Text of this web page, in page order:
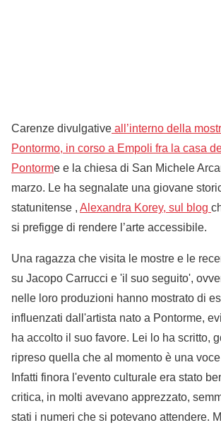
Carenze divulgative all’interno della
Pontormo, in corso a Empoli fra la casa
Pontorme e la chiesa di San Michele
marzo. Le ha segnalate una giovane
statunitense , Alexandra Korey, sul blog
si prefigge di rendere l’arte accessibile.
Una ragazza che visita le mostre e le
su Jacopo Carrucci e 'il suo seguito',
nelle loro produzioni hanno mostrato di
influenzati dall'artista nato a Pontorme,
ha accolto il suo favore. Lei lo ha scritto,
ripreso quella che al momento è una
Infatti finora l'evento culturale era stato
critica, in molti avevano apprezzato,
stati i numeri che si potevano attendere.